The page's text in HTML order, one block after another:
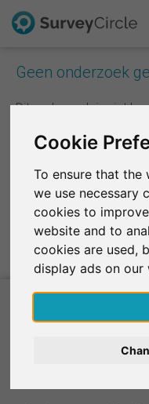
Cookie
To ensure that the
we use necessary
cookies to
website and to
cookies are used,
display ads on our
Geen onderzoek
Dit onderzoek is niet
Naar Survey Ranking
Huidige